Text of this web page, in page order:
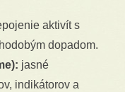
aktivít s
dopadom.
jasné
indikátorov a